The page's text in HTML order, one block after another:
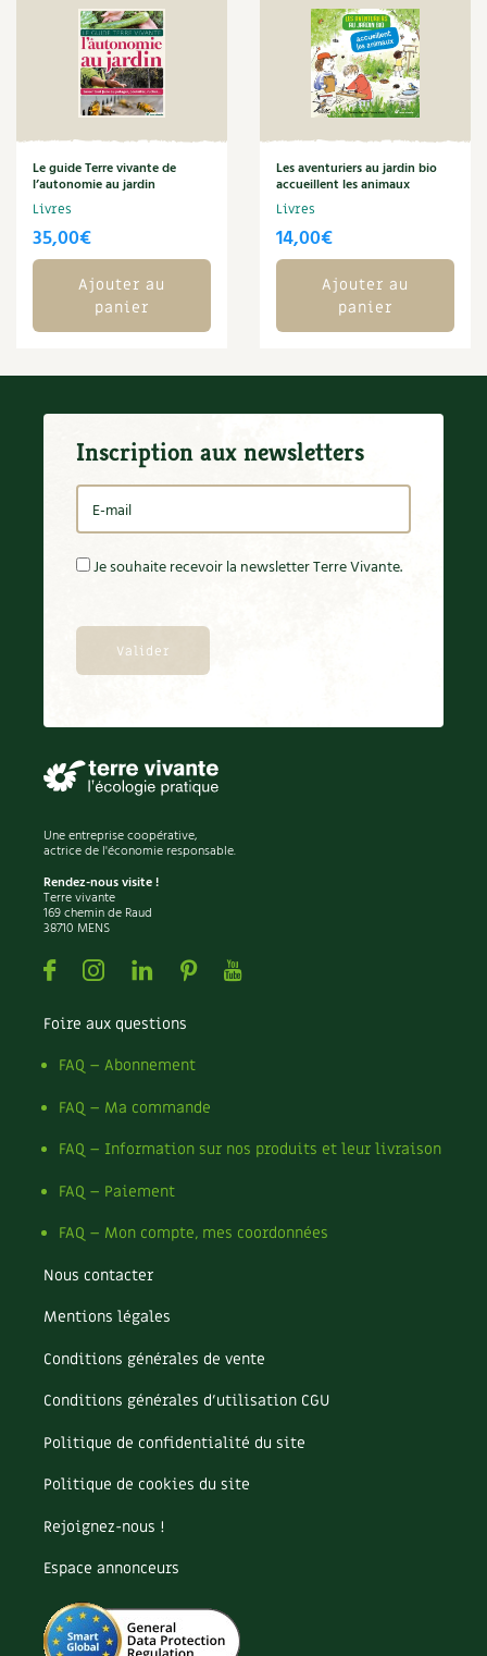
Enfants
Actions pour la planète
Les 4 saisons
Archives
Actualités
Secrets d’abonné
La vie secrète du jardin
BD : La folle histoire des plantes
Le guide Terre vivante de
l’autonomie au jardin
Livres
35,00€
Ajouter au
panier
Les aventuriers au jardin bio
accueillent les animaux
Livres
14,00€
Ajouter au
panier
Inscription aux newsletters
Je souhaite recevoir la newsletter Terre Vivante.
Une entreprise coopérative,
actrice de l'économie responsable.
Rendez-nous visite !
Terre vivante
169 chemin de Raud
38710 MENS
FacebookInstagramLinkedin
PinterestYoutube
Foire aux questions
FAQ – Abonnement
FAQ – Ma commande
FAQ – Information sur nos produits et leur livraison
FAQ – Paiement
FAQ – Mon compte, mes coordonnées
Nous contacter
Mentions légales
Conditions générales de vente
Conditions générales d’utilisation CGU
Politique de confidentialité du site
Politique de cookies du site
Rejoignez-nous !
Espace annonceurs